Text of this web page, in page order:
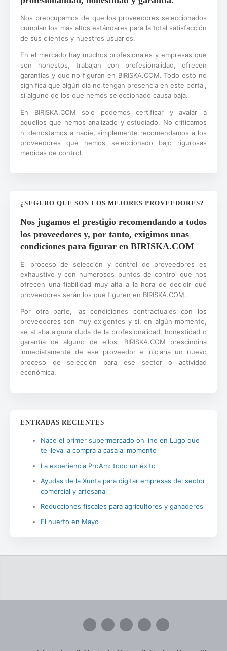
Nos preocupamos de que los proveedores seleccionados
cumplan los más altos estándares para la total satisfacción
de sus clientes y nuestros usuarios.
En el mercado hay muchos profesionales y empresas que
son honestos, trabajan con profesionalidad, ofrecen
garantías y que no figuran en BIRISKA.COM. Todo esto no
significa que algún día no tengan presencia en este portal,
si alguno de los que hemos seleccionado causa baja.
En BIRISKA.COM solo podemos certificar y avalar a
aquellos que hemos analizado y estudiado. No criticamos
ni denostamos a nadie, simplemente recomendamos a los
proveedores que hemos seleccionado bajo rigurosas
medidas de control.
¿SEGURO QUE SON LOS MEJORES PROVEEDORES?
Nos jugamos el prestigio recomendando a todos
los proveedores y, por tanto, exigimos unas
condiciones para figurar en BIRISKA.COM
El proceso de selección y control de proveedores es
exhaustivo y con numerosos puntos de control que nos
ofrecen una fiabilidad muy alta a la hora de decidir qué
proveedores serán los que figuren en BIRISKA.COM.
Por otra parte, las condiciones contractuales con los
proveedores son muy exigentes y si, en algún momento,
se atisba alguna duda de la profesionalidad, honestidad o
garantía de alguno de ellos, BIRISKA.COM prescindiría
inmediatamente de ese proveedor e iniciaría un nuevo
proceso de selección para ese sector o actividad
económica.
ENTRADAS RECIENTES
Nace el primer supermercado on line en Lugo que
te lleva la compra a casa al momento
La experiencia ProAm: todo un éxito
Ayudas de la Xunta para digitar empresas del sector
comercial y artesanal
Reducciones fiscales para agricultores y ganaderos
El huerto en Mayo